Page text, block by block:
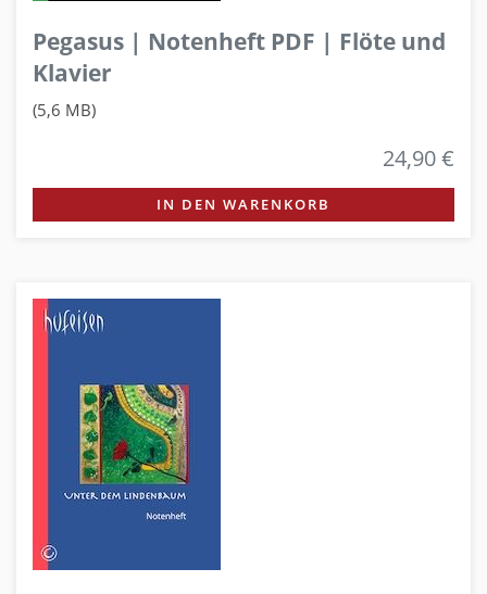
Pegasus | Notenheft PDF | Flöte und
Klavier
(5,6 MB)
24,90 €
IN DEN WARENKORB